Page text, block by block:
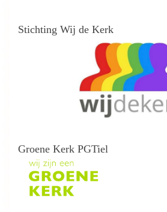
Stichting Wij de Kerk
Groene Kerk PGTiel